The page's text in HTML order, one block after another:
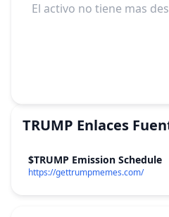
El activo no tiene mas
TRUMP Enlaces
$TRUMP Emission Schedule
https://gettrumpmemes.com/